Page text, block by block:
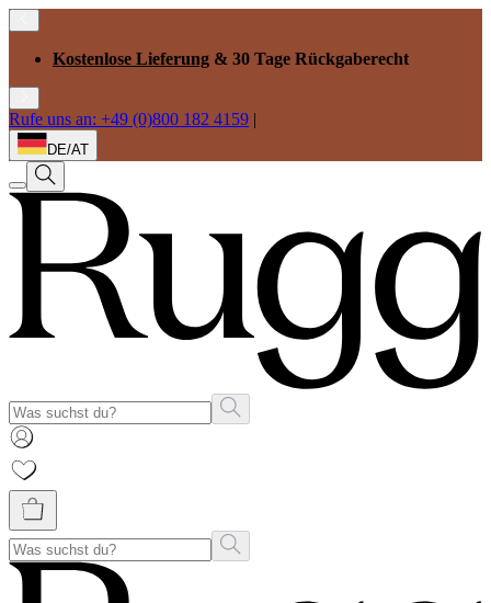
Kostenlose Lieferung & 30 Tage Rückgaberecht
Rufe uns an: +49 (0)800 182 4159 |
DE/AT